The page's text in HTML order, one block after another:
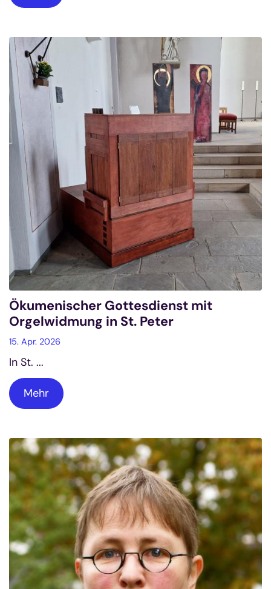
Ökumenischer Gottesdienst mit
Orgelwidmung in St. Peter
15. Apr. 2026
In St. ...
Mehr